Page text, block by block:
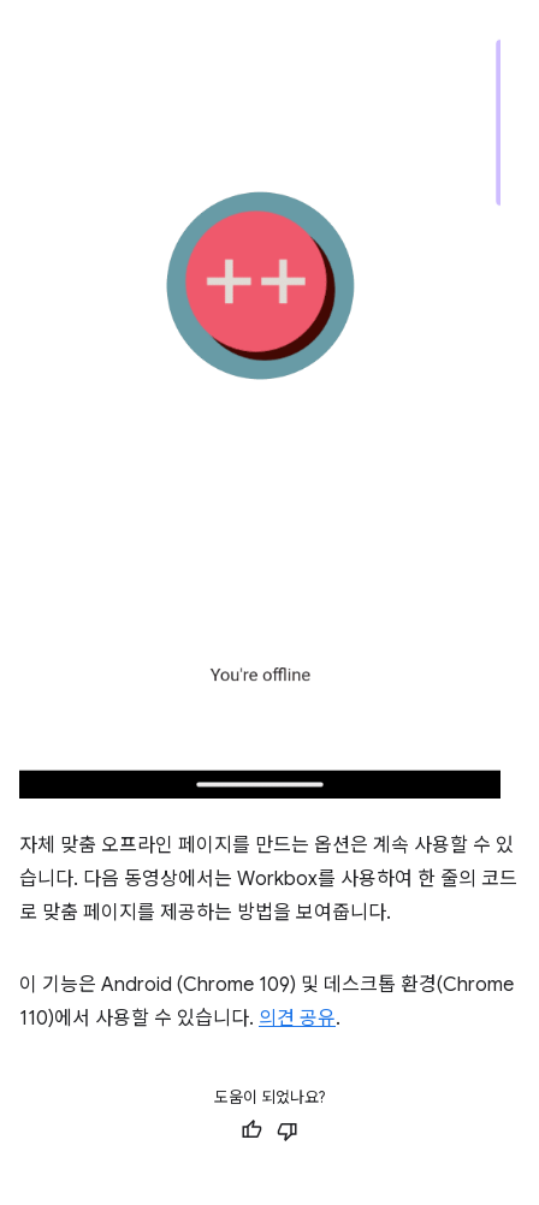
자체 맞춤 오프라인 페이지를 만드는 옵션은 계속 사용할 수 있
습니다. 다음 동영상에서는 Workbox를 사용하여 한 줄의 코드
로 맞춤 페이지를 제공하는 방법을 보여줍니다.
이 기능은 Android (Chrome 109) 및 데스크톱 환경(Chrome
110)에서 사용할 수 있습니다. 의견 공유.
도움이 되었나요?